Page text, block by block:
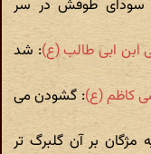
سودای طوفش در سر
: شد
: گشودن می
مژگان بر آن گلبرگ تر